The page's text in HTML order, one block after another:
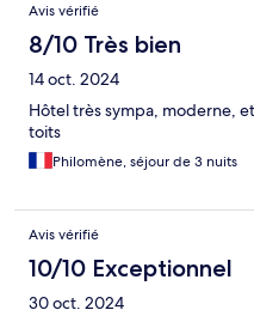
Avis vérifié
8/10 Très bien
14 oct. 2024
Hôtel très sympa, moderne,
toits
Philomène, séjour de 3 nuits
Avis vérifié
10/10 Exceptionnel
30 oct. 2024